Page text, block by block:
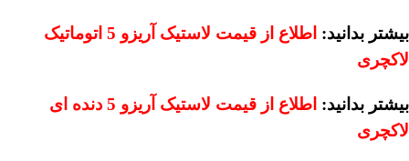
بیشتر بدانید:
اطلاع از قیمت لاستیک آریزو 5 اتوماتیک
لاکچری
بیشتر بدانید:
اطلاع از قیمت لاستیک آریزو 5 دنده ای
لاکچری